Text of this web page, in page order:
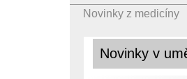
Novinky z medicíny
Novinky v